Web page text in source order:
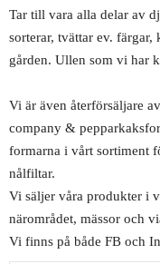
Tar till vara alla delar av
sorterar, tvättar ev.
gården. Ullen som vi har
Vi är även återförsäljare
company &
formarna i vårt sortiment
nålfiltar.
Vi säljer våra produkter i
närområdet, mässor och
Vi finns på både FB och